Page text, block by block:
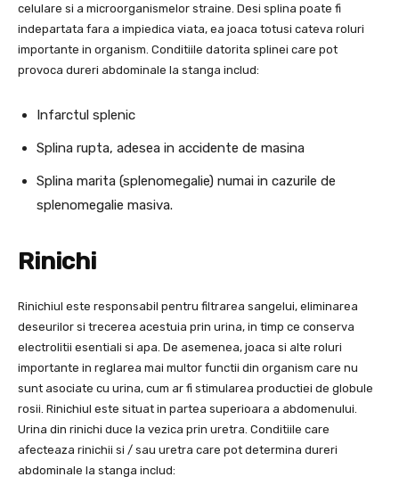
celulare si a microorganismelor straine. Desi splina poate fi
indepartata fara a impiedica viata, ea joaca totusi cateva roluri
importante in organism. Conditiile datorita splinei care pot
provoca dureri abdominale la stanga includ:
Infarctul splenic
Splina rupta, adesea in accidente de masina
Splina marita (splenomegalie) numai in cazurile de
splenomegalie masiva.
Rinichi
Rinichiul este responsabil pentru filtrarea sangelui, eliminarea
deseurilor si trecerea acestuia prin urina, in timp ce conserva
electrolitii esentiali si apa. De asemenea, joaca si alte roluri
importante in reglarea mai multor functii din organism care nu
sunt asociate cu urina, cum ar fi stimularea productiei de globule
rosii. Rinichiul este situat in partea superioara a abdomenului.
Urina din rinichi duce la vezica prin uretra. Conditiile care
afecteaza rinichii si / sau uretra care pot determina dureri
abdominale la stanga includ: